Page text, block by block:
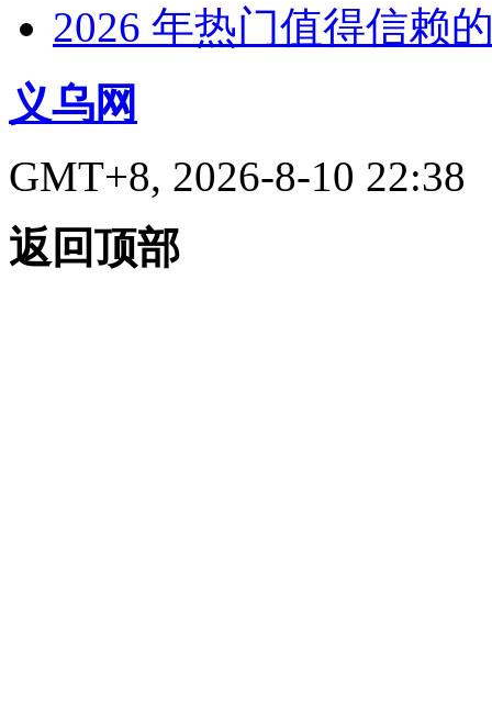
2026 年热门值得信赖
义乌网
GMT+8, 2026-8-10 22:38
返回顶部